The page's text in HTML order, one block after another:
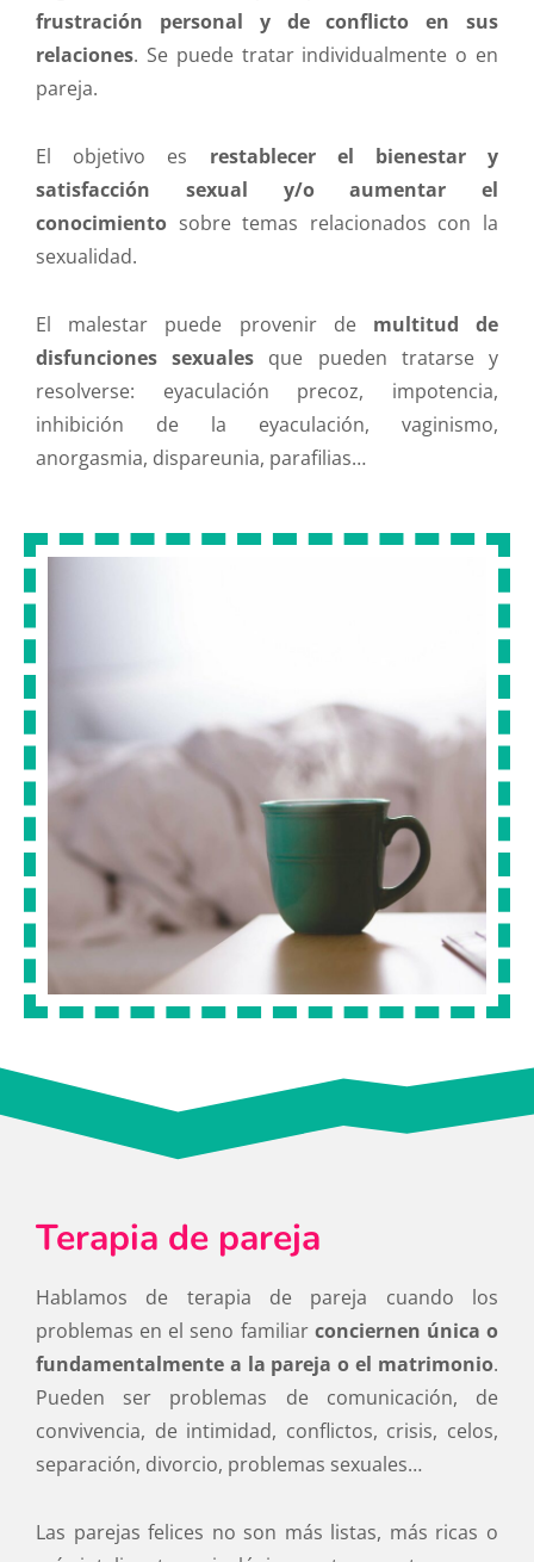
frustración personal y de conflicto en sus
relaciones. Se puede tratar individualmente o en
pareja.
El objetivo es restablecer el bienestar y
satisfacción sexual y/o aumentar el
conocimiento sobre temas relacionados con la
sexualidad.
El malestar puede provenir de multitud de
disfunciones sexuales que pueden tratarse y
resolverse: eyaculación precoz, impotencia,
inhibición de la eyaculación, vaginismo,
anorgasmia, dispareunia, parafilias…
Terapia de pareja
Hablamos de terapia de pareja cuando los
problemas en el seno familiar conciernen única o
fundamentalmente a la pareja o el matrimonio.
Pueden ser problemas de comunicación, de
convivencia, de intimidad, conflictos, crisis, celos,
separación, divorcio, problemas sexuales…
Las parejas felices no son más listas, más ricas o